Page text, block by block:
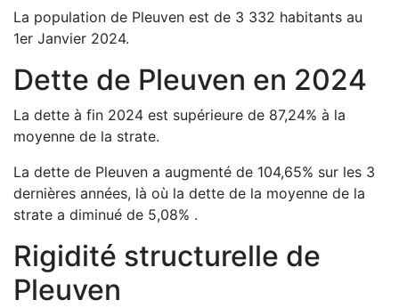
La population de Pleuven est de 3 332 habitants au
1er Janvier 2024.
Dette de Pleuven en 2024
La dette à fin 2024 est supérieure de 87,24% à la
moyenne de la strate.
La dette de Pleuven a augmenté de 104,65% sur les 3
dernières années, là où la dette de la moyenne de la
strate a diminué de 5,08% .
Rigidité structurelle de
Pleuven